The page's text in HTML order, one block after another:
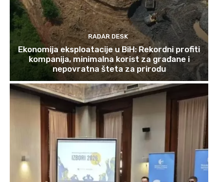
RADAR DESK
Ekonomija eksploatacije u BiH: Rekordni profiti
kompanija, minimalna korist za građane i
nepovratna šteta za prirodu